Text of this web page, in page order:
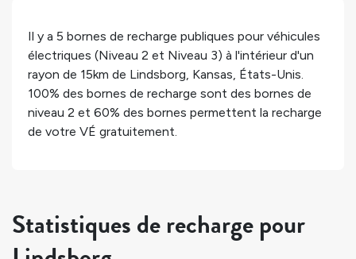
Il y a 5 bornes de recharge publiques pour véhicules
électriques (Niveau 2 et Niveau 3) à l'intérieur d'un
rayon de 15km de Lindsborg, Kansas, États-Unis.
100% des bornes de recharge sont des bornes de
niveau 2 et 60% des bornes permettent la recharge
de votre VÉ gratuitement.
Statistiques de recharge pour